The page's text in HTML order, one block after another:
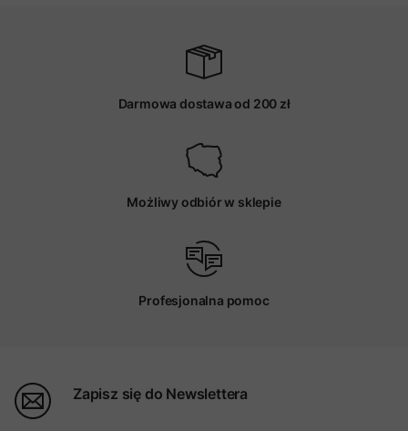
Darmowa dostawa od 200 zł
Możliwy odbiór w sklepie
Profesjonalna pomoc
Zapisz się do Newslettera